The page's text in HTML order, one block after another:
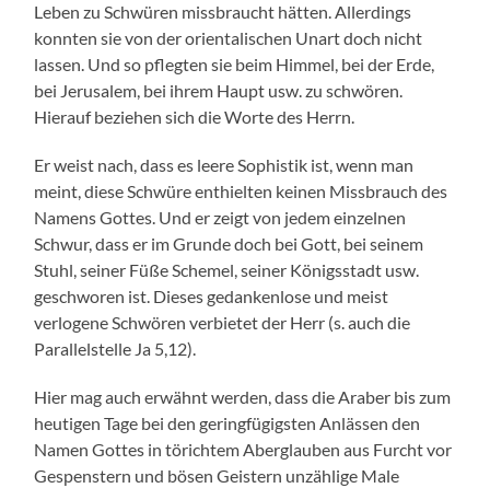
Leben zu Schwüren missbraucht hätten. Allerdings
konnten sie von der orientalischen Unart doch nicht
lassen. Und so pflegten sie beim Himmel, bei der Erde,
bei Jerusalem, bei ihrem Haupt usw. zu schwören.
Hierauf beziehen sich die Worte des Herrn.
Er weist nach, dass es leere Sophistik ist, wenn man
meint, diese Schwüre enthielten keinen Missbrauch des
Namens Gottes. Und er zeigt von jedem einzelnen
Schwur, dass er im Grunde doch bei Gott, bei seinem
Stuhl, seiner Füße Schemel, seiner Königsstadt usw.
geschworen ist. Dieses gedankenlose und meist
verlogene Schwören verbietet der Herr (s. auch die
Parallelstelle Ja 5,12).
Hier mag auch erwähnt werden, dass die Araber bis zum
heutigen Tage bei den geringfügigsten Anlässen den
Namen Gottes in törichtem Aberglauben aus Furcht vor
Gespenstern und bösen Geistern unzählige Male